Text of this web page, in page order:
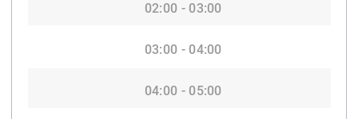
02:00 - 03:00
03:00 - 04:00
04:00 - 05:00